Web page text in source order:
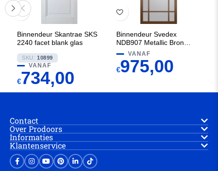
Binnendeur Skantrae SKS
2240 facet blank glas
SKU: 10899
VANAF
€734,00
Binnendeur Svedex
NDB907 Metallic Brons met
Satijn glas
VANAF
€975,00
Contact
Over Prodoors
Informaties
Klantenservice